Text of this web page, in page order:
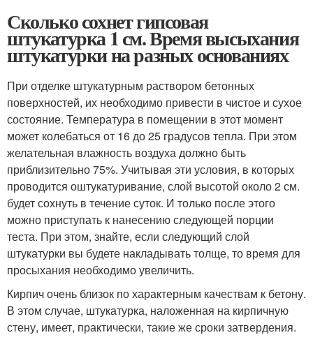
Сколько сохнет гипсовая
штукатурка 1 см. Время высыхания
штукатурки на разных основаниях
При отделке штукатурным раствором бетонных
поверхностей, их необходимо привести в чистое и сухое
состояние. Температура в помещении в этот момент
может колебаться от 16 до 25 градусов тепла. При этом
желательная влажность воздуха должно быть
приблизительно 75%. Учитывая эти условия, в которых
проводится оштукатуривание, слой высотой около 2 см.
будет сохнуть в течение суток. И только после этого
можно приступать к нанесению следующей порции
теста. При этом, знайте, если следующий слой
штукатурки вы будете накладывать толще, то время для
просыхания необходимо увеличить.
Кирпич очень близок по характерным качествам к бетону.
В этом случае, штукатурка, наложенная на кирпичную
стену, имеет, практически, такие же сроки затвердения.